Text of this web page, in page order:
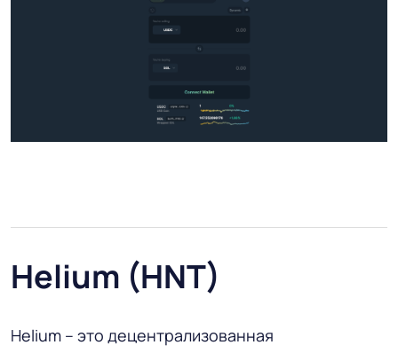
Helium (HNT)
Helium – это децентрализованная